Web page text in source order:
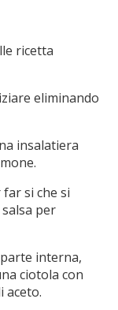
ricetta
eliminando
insalatiera
si che si
per
interna,
ciotola con
aceto.